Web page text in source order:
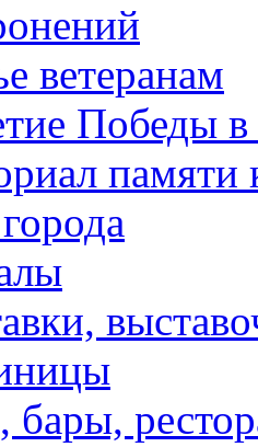
ветеранам
Победы
памяти
бары,